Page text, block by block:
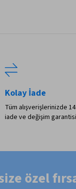
Kolay İade
Tüm alışverişlerinizde
iade ve değişim
özel